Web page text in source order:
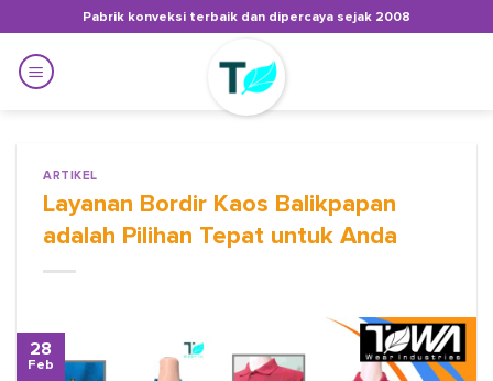
to
content
Pabrik konveksi terbaik dan dipercaya sejak 2008
ARTIKEL
Layanan Bordir Kaos Balikpapan
adalah Pilihan Tepat untuk Anda
28
Feb